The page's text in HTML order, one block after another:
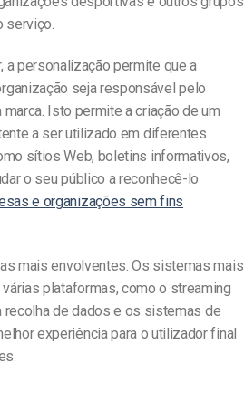
serviço.
a personalização permite que a
seja responsável pelo
Isto permite a criação de um
a ser utilizado em diferentes
sítios Web, boletins informativos,
o seu público a reconhecê-lo
e organizações sem fins
mais envolventes. Os sistemas mais
plataformas, como o streaming
recolha de dados e os sistemas de
experiência para o utilizador final